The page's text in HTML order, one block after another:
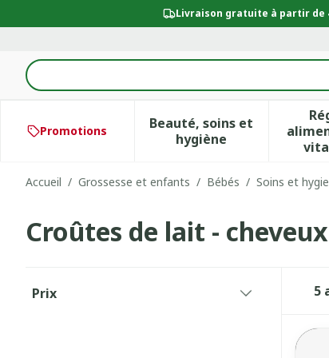
Livraison gratuite à partir de
Rechercher
Promotions
Beauté, soins et
hygièneAfficher le sous-
Accueil / Grossesse et enfants / Bébés / Soins et
Croûtes de lait - cheveux
Prix
5